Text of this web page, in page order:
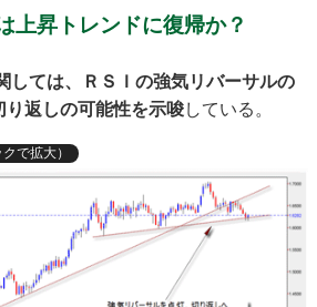
上昇トレンドに復帰か？
しては、ＲＳＩの強気リバーサルの
り返しの可能性を示唆している。
で拡大）